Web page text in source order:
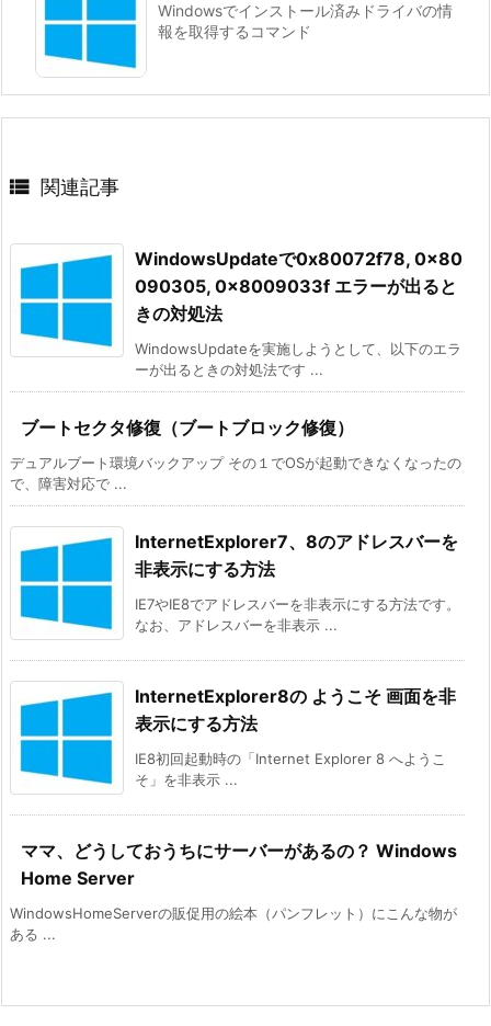
Windowsでインストール済みドライバの情
報を取得するコマンド
 関連記事
WindowsUpdateで0x80072f78, 0x80
090305, 0x8009033f エラーが出ると
きの対処法
WindowsUpdateを実施しようとして、以下のエラ
ーが出るときの対処法です ...
ブートセクタ修復（ブートブロック修復）
デュアルブート環境バックアップ その１でOSが起動できなくなったの
で、障害対応で ...
InternetExplorer7、8のアドレスバーを
非表示にする方法
IE7やIE8でアドレスバーを非表示にする方法です。
なお、アドレスバーを非表示 ...
InternetExplorer8の ようこそ 画面を非
表示にする方法
IE8初回起動時の「Internet Explorer 8 へようこ
そ」を非表示 ...
ママ、どうしておうちにサーバーがあるの？ Windows
Home Server
WindowsHomeServerの販促用の絵本（パンフレット）にこんな物が
ある ...